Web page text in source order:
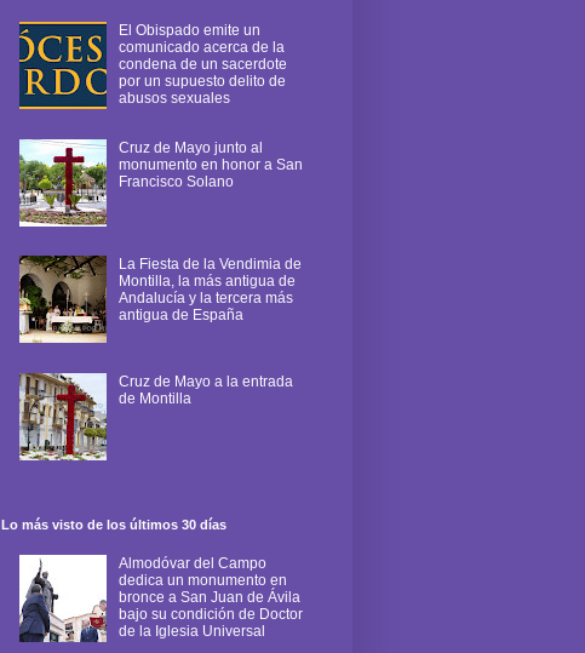
El Obispado emite un
comunicado acerca de la
condena de un sacerdote
por un supuesto delito de
abusos sexuales
Cruz de Mayo junto al
monumento en honor a San
Francisco Solano
La Fiesta de la Vendimia de
Montilla, la más antigua de
Andalucía y la tercera más
antigua de España
Cruz de Mayo a la entrada
de Montilla
Lo más visto de los últimos 30 días
Almodóvar del Campo
dedica un monumento en
bronce a San Juan de Ávila
bajo su condición de Doctor
de la Iglesia Universal